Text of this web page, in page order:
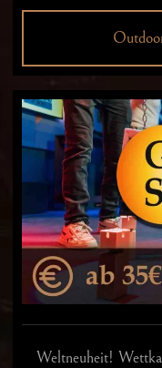
Weltneuheit!